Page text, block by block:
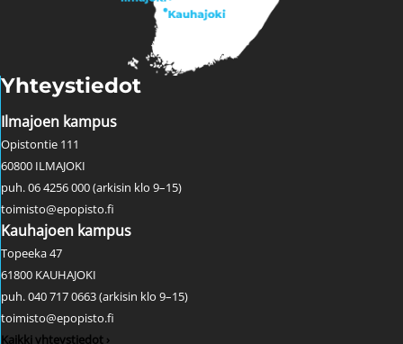
Yhteystiedot
Ilmajoen kampus
Opistontie 111
60800 ILMAJOKI
puh. 06 4256 000 (arkisin klo 9–15)
toimisto@epopisto.fi
Kauhajoen kampus
Topeeka 47
61800 KAUHAJOKI
puh. 040 717 0663 (arkisin klo 9–15)
toimisto@epopisto.fi
Kaikki yhteystiedot ›